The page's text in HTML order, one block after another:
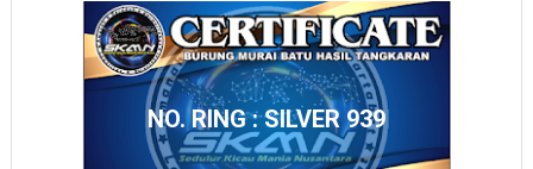
NO. RING : SILVER 939